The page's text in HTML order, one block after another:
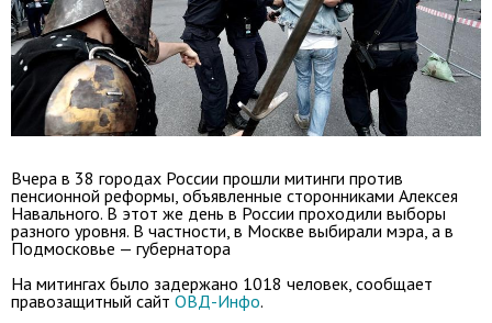
Вчера в 38 городах России прошли митинги против
пенсионной реформы, объявленные сторонниками Алексея
Навального. В этот же день в России проходили выборы
разного уровня. В частности, в Москве выбирали мэра, а в
Подмосковье — губернатора
На митингах было задержано 1018 человек, сообщает
правозащитный сайт ОВД-Инфо.